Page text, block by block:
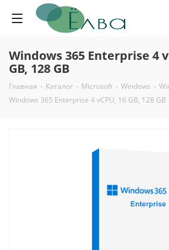
Windows 365 Enterprise 4
GB, 128 GB
Главная - Каталог - Microsoft - Windows -
Windows 365 Enterprise 4 vCPU, 16 GB, 128 GB